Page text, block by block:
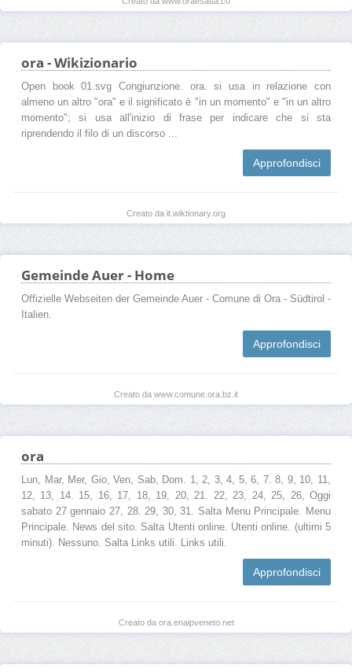
ora - Wikizionario
Open book 01.svg Congiunzione. ora. si usa in relazione con
almeno un altro "ora" e il significato è "in un momento" e "in un altro
momento"; si usa all'inizio di frase per indicare che si sta
riprendendo il filo di un discorso ...
Approfondisci
Creato da it.wiktionary.org
Gemeinde Auer - Home
Offizielle Webseiten der Gemeinde Auer - Comune di Ora - Südtirol -
Italien.
Approfondisci
Creato da www.comune.ora.bz.it
ora
Lun, Mar, Mer, Gio, Ven, Sab, Dom. 1, 2, 3, 4, 5, 6, 7. 8, 9, 10, 11,
12, 13, 14. 15, 16, 17, 18, 19, 20, 21. 22, 23, 24, 25, 26, Oggi
sabato 27 gennaio 27, 28. 29, 30, 31. Salta Menu Principale. Menu
Principale. News del sito. Salta Utenti online. Utenti online. (ultimi 5
minuti). Nessuno. Salta Links utili. Links utili.
Approfondisci
Creato da ora.enaipveneto.net